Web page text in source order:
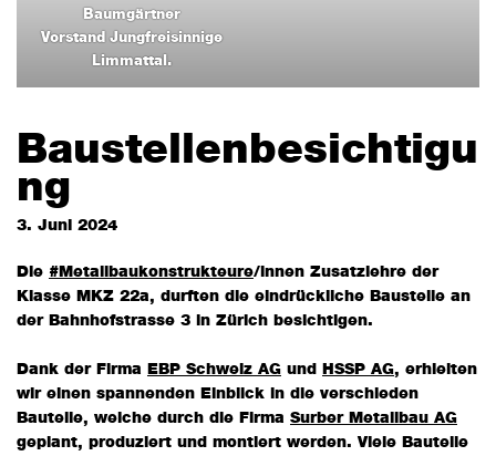
Baumgärtner
Vorstand Jungfreisinnige
Limmattal.
Baustellenbesichtigu
ng
3. Juni 2024
Die #Metallbaukonstrukteure/innen Zusatzlehre der
Klasse MKZ 22a, durften die eindrückliche Baustelle an
der Bahnhofstrasse 3 in Zürich besichtigen.
Dank der Firma EBP Schweiz AGund HSSP AG, erhielten
wir einen spannenden Einblick in die verschieden
Bauteile, welche durch die Firma Surber Metallbau AG
geplant, produziert und montiert werden. Viele Bauteile